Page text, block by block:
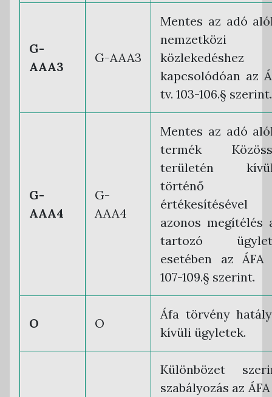
G-
AAA3
G-AAA3
Mentes az adó
nemzetközi
közlekedéshez
kapcsolódóan az
tv. 103-106.§ szerint.
G-
AAA4
G-
AAA4
Mentes az adó
termék
területén
történő
értékesítésével
azonos megítélés
tartozó
esetében az ÁFA
107-109.§ szerint.
O O
Áfa törvény
kívüli ügyletek.
Különbözet
szabályozás az